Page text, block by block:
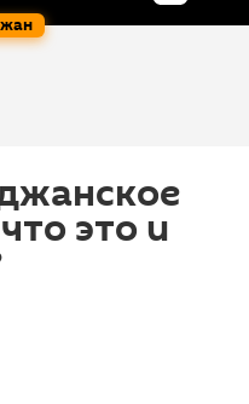
это и